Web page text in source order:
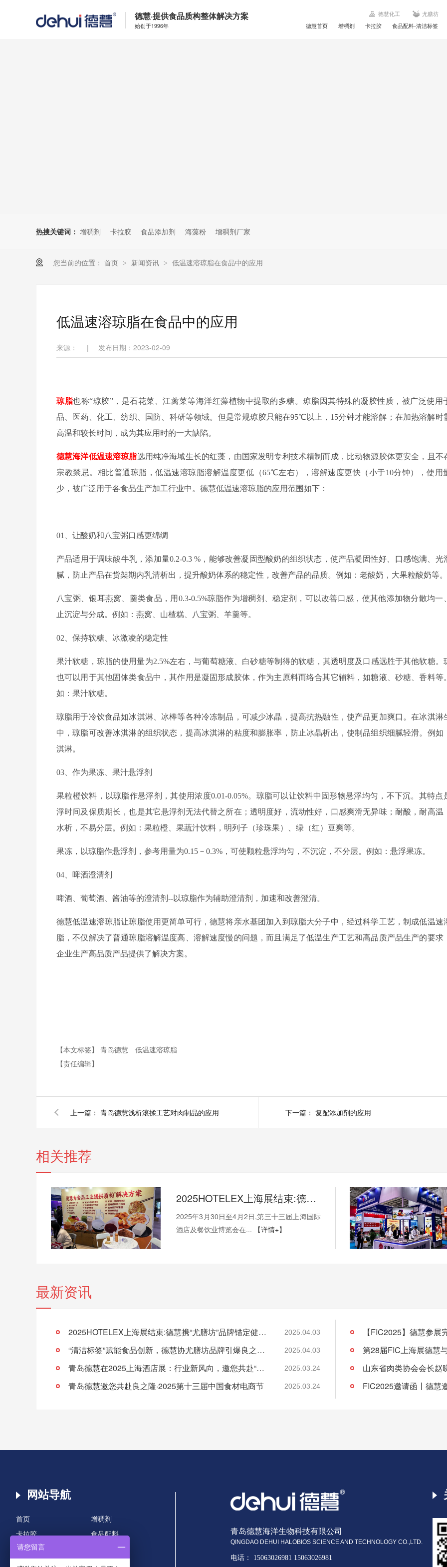
德慧·提供食品质构整体解决方案
始创于1996年
德慧化工 尤膳坊
德慧首页 增稠剂 卡拉胶 食品配料-清洁标签
热搜关键词： 增稠剂 卡拉胶 食品添加剂 海藻粉 增稠剂厂家
您当前的位置： 首页 > 新闻资讯 > 低温速溶琼脂在食品中的应用
低温速溶琼脂在食品中的应用
来源： | 发布日期：2023-02-09
琼脂也称“琼胶”，是石花菜、江蓠菜等海洋红藻植物中提取的多糖。琼脂因其特殊的凝胶性质，被广泛使用
品、医药、化工、纺织、国防、科研等领域。但是常规琼胶只能在95℃以上，15分钟才能溶解；在加热溶解时
高温和较长时间，成为其应用时的一大缺陷。
德慧海洋低温速溶琼脂选用纯净海域生长的红藻，由国家发明专利技术精制而成，比动物源胶体更安全，且不
宗教禁忌。相比普通琼脂，低温速溶琼脂溶解温度更低（65℃左右），溶解速度更快（小于10分钟），使用
少，被广泛用于各食品生产加工行业中。德慧低温速溶琼脂的应用范围如下：
01、让酸奶和八宝粥口感更绵绸
产品适用于调味酸牛乳，添加量0.2-0.3 %，能够改善凝固型酸奶的组织状态，使产品凝固性好、口感饱满、光
腻，防止产品在货架期内乳清析出，提升酸奶体系的稳定性，改善产品的品质。例如：老酸奶，大果粒酸奶等。
八宝粥、银耳燕窝、羹类食品，用0.3-0.5%琼脂作为增稠剂、稳定剂，可以改善口感，使其他添加物分散均一
止沉淀与分成。例如：燕窝、山楂糕、八宝粥、羊羹等。
02、保持软糖、冰激凌的稳定性
果汁软糖，琼脂的使用量为2.5%左右，与葡萄糖液、白砂糖等制得的软糖，其透明度及口感远胜于其他软糖。
也可以用于其他固体类食品中，其作用是凝固形成胶体，作为主原料而络合其它辅料，如糖液、砂糖、香料等
如：果汁软糖。
琼脂用于冷饮食品如冰淇淋、冰棒等各种冷冻制品，可减少冰晶，提高抗热融性，使产品更加爽口。在冰淇淋
中，琼脂可改善冰淇淋的组织状态，提高冰淇淋的粘度和膨胀率，防止冰晶析出，使制品组织细腻轻滑。例如
淇淋。
03、作为果冻、果汁悬浮剂
果粒橙饮料，以琼脂作悬浮剂，其使用浓度0.01-0.05%。琼脂可以让饮料中固形物悬浮均匀，不下沉。其特点
浮时间及保质期长，也是其它悬浮剂无法代替之所在；透明度好，流动性好，口感爽滑无异味；耐酸，耐高温
水析，不易分层。例如：果粒橙、果蔬汁饮料，明列子（珍珠果）、绿（红）豆爽等。
果冻，以琼脂作悬浮剂，参考用量为0.15－0.3%，可使颗粒悬浮均匀，不沉淀，不分层。例如：悬浮果冻。
04、啤酒澄清剂
啤酒、葡萄酒、酱油等的澄清剂--以琼脂作为辅助澄清剂，加速和改善澄清。
德慧低温速溶琼脂让琼脂使用更简单可行，德慧将亲水基团加入到琼脂大分子中，经过科学工艺，制成低温速
脂，不仅解决了普通琼脂溶解温度高、溶解速度慢的问题，而且满足了低温生产工艺和高品质产品生产的要求
企业生产高品质产品提供了解决方案。
【本文标签】 青岛德慧
低温速溶琼脂
【责任编辑】
上一篇： 青岛德慧浅析滚揉工艺对肉制品的应用 下一篇： 复配添加剂的应用
相关推荐
2025HOTELEX上海展结束:德慧携“尤膳坊”品牌锚定健康饮食新坐标
2025年3月30日至4月2日,第三十三届上海国际
酒店及餐饮业博览会在...
【详情+】
最新资讯
2025HOTELEX上海展结束:德慧携“尤膳坊”品牌锚定健康饮食新坐标 2025.04.03
“清洁标签”赋能食品创新，德慧协尤膳坊品牌引爆良之隆展会 2025.04.03
青岛德慧在2025上海酒店展：行业新风向，邀您共赴“约会”！ 2025.03.24
青岛德慧邀您共赴良之隆·2025第十三届中国食材电商节 2025.03.24 FIC2025邀请函丨德慧
网站导航
首页
增稠剂
卡拉胶
食品配料
海藻粉
产品中心
技术支持
解决方案
青岛德慧海洋生物科技有限公司
QINGDAO DEHUI HALOBIOS SCIENCE AND TECHNOLOGY CO.,LTD.
电话： 15063026981 15063026981
请您留言